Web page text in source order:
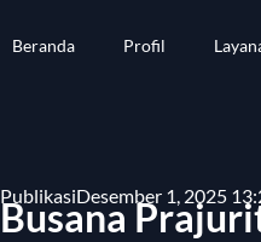
Beranda Profil
PublikasiDesember 1, 2025
Busana